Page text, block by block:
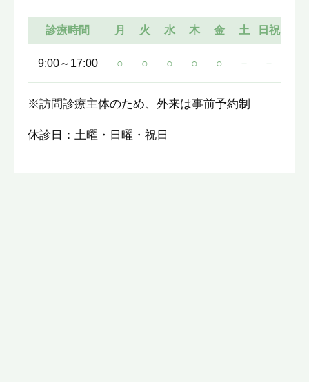
診療時間 月 火 水 木 金 土 日祝
9:00～17:00 ○ ○ ○ ○ ○ － －
※訪問診療主体のため、外来は事前予約制
休診日：土曜・日曜・祝日